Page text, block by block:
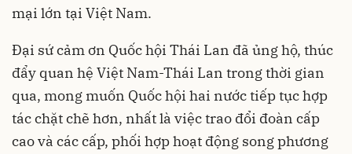
mại lớn tại Việt Nam.
Đại sứ cảm ơn Quốc hội Thái Lan đã ủng hộ, thúc
đẩy quan hệ Việt Nam-Thái Lan trong thời gian
qua, mong muốn Quốc hội hai nước tiếp tục hợp
tác chặt chẽ hơn, nhất là việc trao đổi đoàn cấp
cao và các cấp, phối hợp hoạt động song phương